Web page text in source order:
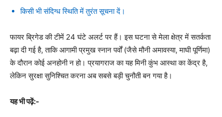
किसी भी संदिग्ध स्थिति में तुरंत सूचना दें।
फायर ब्रिगेड की टीमें 24 घंटे अलर्ट पर हैं। इस घटना से मेला क्षेत्र में सतर्कता
बढ़ा दी गई है, ताकि आगामी प्रमुख स्नान पर्वों (जैसे मौनी अमावस्या, माघी पूर्णिमा)
के दौरान कोई अनहोनी न हो। प्रयागराज का यह मिनी कुंभ आस्था का केंद्र है,
लेकिन सुरक्षा सुनिश्चित करना अब सबसे बड़ी चुनौती बन गया है।
यह भी पढ़ें:-